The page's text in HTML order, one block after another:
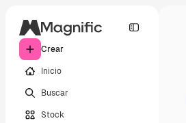
Crear
Inicio
Buscar
Stock